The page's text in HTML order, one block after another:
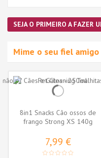
SEJA O PRIMEIRO A FAZER
Mime o seu fiel
8in1 Snacks Cão ossos de
frango Strong XS 140g
7,99 €